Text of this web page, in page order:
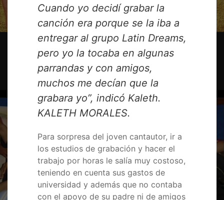
La verdadera historia de Kaleth en el
vallenato
Cuando yo decidí grabar la
canción era porque se la iba a
entregar al grupo Latin Dreams,
pero yo la tocaba en algunas
parrandas y con amigos,
muchos me decían que la
grabara yo”, indicó Kaleth.
KALETH MORALES.
Para sorpresa del joven cantautor, ir a
los estudios de grabación y hacer el
trabajo por horas le salía muy costoso,
teniendo en cuenta sus gastos de
universidad y además que no contaba
con el apoyo de su padre ni de amigos